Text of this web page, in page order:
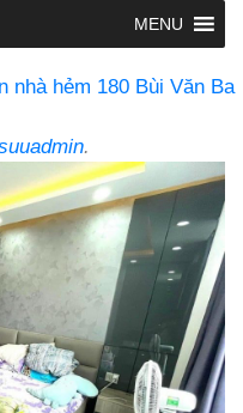
MENU
nhà hẻm 180 Bùi Văn Ba
.